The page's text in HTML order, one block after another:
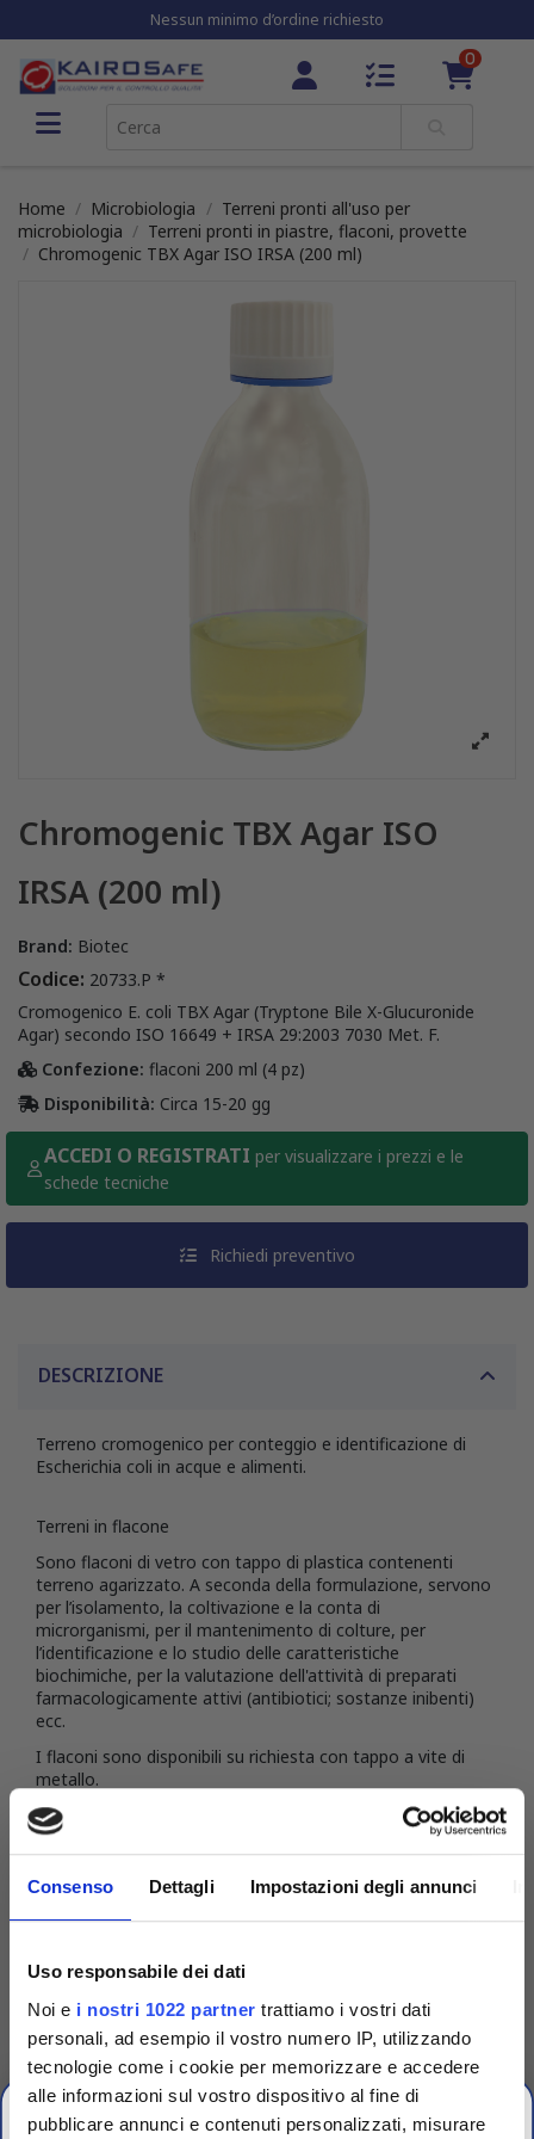
Consenso Dettagli Impostazioni degli annunci
Uso responsabile dei dati
Noi e i nostri 1022 partner trattiamo i vostri dati
personali, ad esempio il vostro numero IP, utilizzando
tecnologie come i cookie per memorizzare e accedere
alle informazioni sul vostro dispositivo al fine di
pubblicare annunci e contenuti personalizzati, misurare
Nessun minimo d’ordine richiesto
0
Home Microbiologia
Terreni pronti all'uso per
microbiologia
Terreni pronti in piastre, flaconi, provette
Chromogenic TBX Agar ISO IRSA (200 ml)
Chromogenic TBX Agar ISO
IRSA (200 ml)
Brand: Biotec
Codice: 20733.P *
Cromogenico E. coli TBX Agar (Tryptone Bile X-Glucuronide
Agar) secondo ISO 16649 + IRSA 29:2003 7030 Met. F.
Confezione: flaconi 200 ml (4 pz)
Disponibilità: Circa 15-20 gg
ACCEDI O REGISTRATI per visualizzare i prezzi e le
schede tecniche
Richiedi preventivo
DESCRIZIONE
Terreno cromogenico per conteggio e identificazione di
Escherichia coli in acque e alimenti.
Terreni in flacone
Sono flaconi di vetro con tappo di plastica contenenti
terreno agarizzato. A seconda della formulazione, servono
per l’isolamento, la coltivazione e la conta di
microrganismi, per il mantenimento di colture, per
l’identificazione e lo studio delle caratteristiche
biochimiche, per la valutazione dell'attività di preparati
farmacologicamente attivi (antibiotici; sostanze inibenti)
ecc.
I flaconi sono disponibili su richiesta con tappo a vite di
metallo.
DETTAGLI DEL PRODOTTO